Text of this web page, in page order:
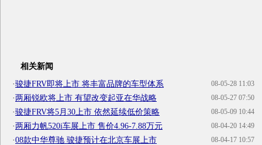
相关新闻
08-05-28 11:03
·骏捷FRV即将上市 将丰富品牌的车型体系
08-05-27 07:50
·两厢锐欧将上市 有望改变起亚在华战略
08-05-09 10:44
·骏捷FRV将5月30上市 依然延续低价策略
08-04-20 14:49
·两厢力帆520i车展上市 售价4.96-7.88万元
08-04-17 10:57
·08款中华尊驰 骏捷预计在北京车展上市